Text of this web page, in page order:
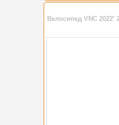
Велосипед VNC 2022'